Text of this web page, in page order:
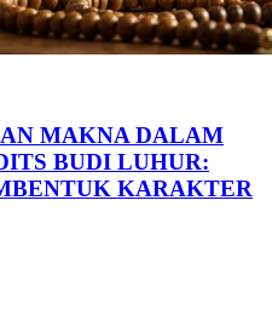
MAKNA DALAM
BUDI LUHUR:
KARAKTER